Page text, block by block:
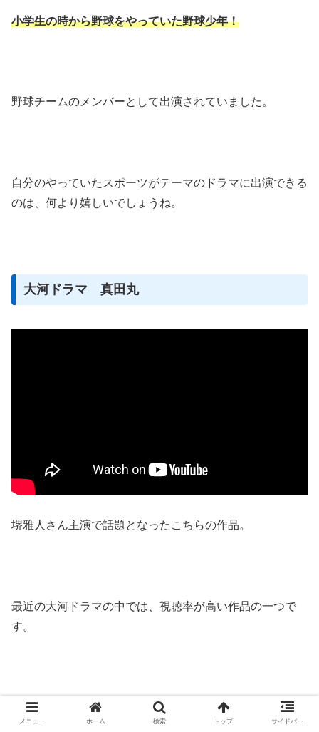
小学生の時から野球をやっていた野球少年！
野球チームのメンバーとして出演されていました。
自分のやっていたスポーツがテーマのドラマに出演できる
のは、何より嬉しいでしょうね。
大河ドラマ 真田丸
堺雅人さん主演で話題となったこちらの作品。
最近の大河ドラマの中では、視聴率が高い作品の一つで
す。
大内田悠平さんが演じたのは、堺雅人さん演じる真田幸村
が、徳川家康の監視から逃れ大阪に向かう際に、手助けを
メニュー ホーム 検索 トップ サイドバー